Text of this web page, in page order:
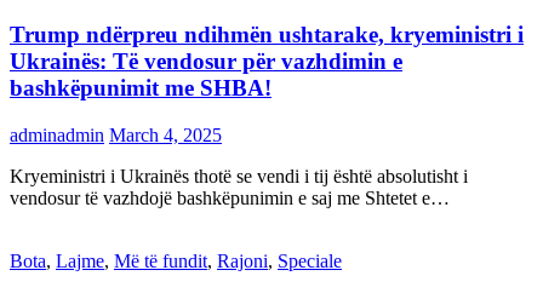
Trump ndërpreu ndihmën ushtarake, kryeministri i
Ukrainës: Të vendosur për vazhdimin e
bashkëpunimit me SHBA!
adminadmin March 4, 2025
Kryeministri i Ukrainës thotë se vendi i tij është absolutisht i
vendosur të vazhdojë bashkëpunimin e saj me Shtetet e…
Bota, Lajme, Më të fundit, Rajoni, Speciale